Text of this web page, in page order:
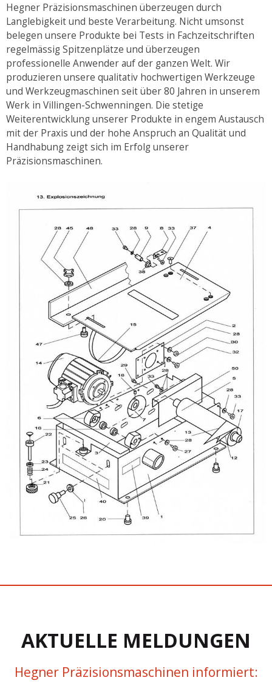
Hegner Präzisionsmaschinen überzeugen durch
Langlebigkeit und beste Verarbeitung. Nicht umsonst
belegen unsere Produkte bei Tests in Fachzeitschriften
regelmässig Spitzenplätze und überzeugen
professionelle Anwender auf der ganzen Welt. Wir
produzieren unsere qualitativ hochwertigen Werkzeuge
und Werkzeugmaschinen seit über 80 Jahren in unserem
Werk in Villingen-Schwenningen. Die stetige
Weiterentwicklung unserer Produkte in engem Austausch
mit der Praxis und der hohe Anspruch an Qualität und
Handhabung zeigt sich im Erfolg unserer
Präzisionsmaschinen.
AKTUELLE MELDUNGEN
Hegner Präzisionsmaschinen informiert: